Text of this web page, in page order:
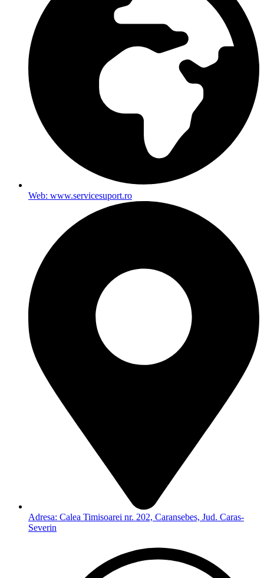
Web: www.servicesuport.ro
Adresa: Calea Timisoarei nr. 202, Caransebes, Jud. Caras-
Severin